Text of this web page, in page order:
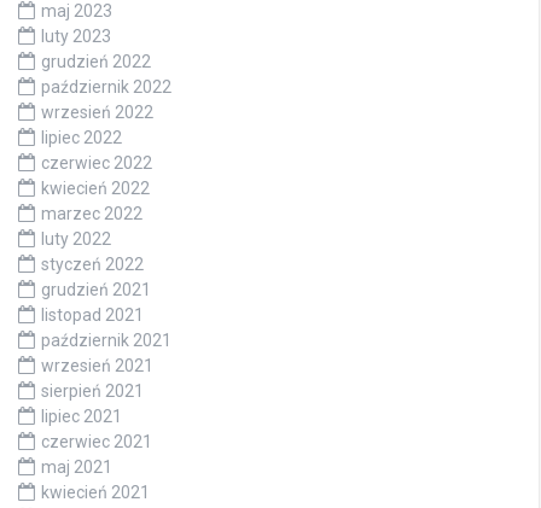
maj 2023
luty 2023
grudzień 2022
październik 2022
wrzesień 2022
lipiec 2022
czerwiec 2022
kwiecień 2022
marzec 2022
luty 2022
styczeń 2022
grudzień 2021
listopad 2021
październik 2021
wrzesień 2021
sierpień 2021
lipiec 2021
czerwiec 2021
maj 2021
kwiecień 2021